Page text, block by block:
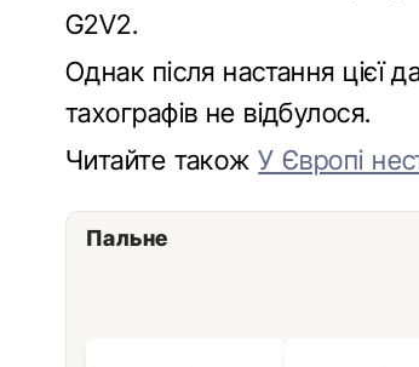
G2V2.
Однак після настання цієї
тахографів не відбулося.
Читайте такожУ Європі
Пальне